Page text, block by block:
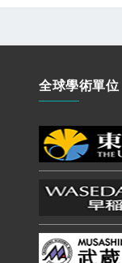
全球學術單位